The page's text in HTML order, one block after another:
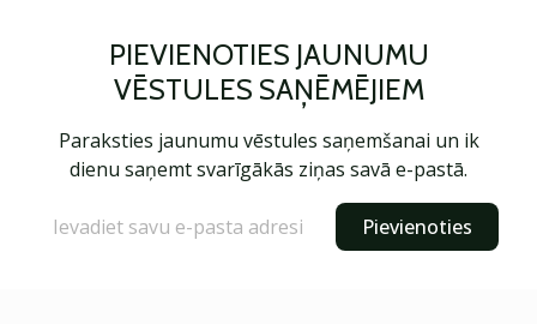
PIEVIENOTIES JAUNUMU
VĒSTULES SAŅĒMĒJIEM
Paraksties jaunumu vēstules saņemšanai un ik
dienu saņemt svarīgākās ziņas savā e-pastā.
Pievienoties